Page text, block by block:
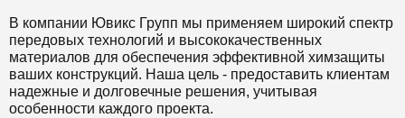
В компании Ювикс Групп мы применяем широкий спектр
передовых технологий и высококачественных
материалов для обеспечения эффективной химзащиты
ваших конструкций. Наша цель - предоставить клиентам
надежные и долговечные решения, учитывая
особенности каждого проекта.